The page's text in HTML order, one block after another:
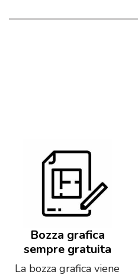
Bozza grafica
sempre gratuita
La bozza grafica viene